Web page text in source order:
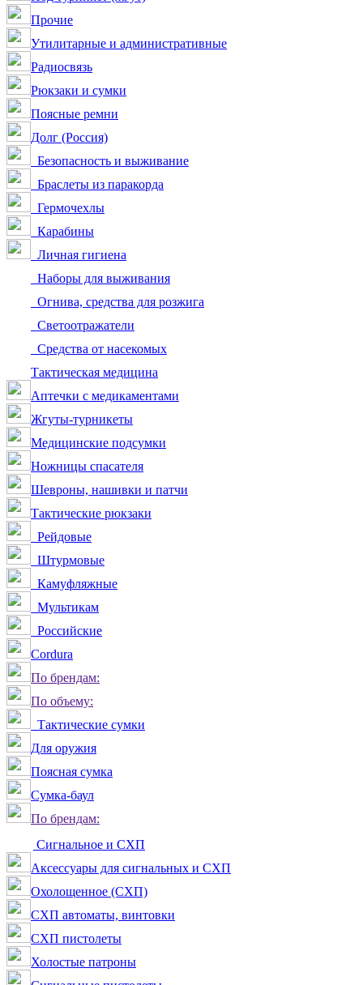
Прочие
Утилитарные и административные
Радиосвязь
Рюкзаки и сумки
Поясные ремни
Долг (Россия)
Безопасность и выживание
Браслеты из паракорда
Гермочехлы
Карабины
Личная гигиена
Наборы для выживания
Огнива, средства для розжига
Светоотражатели
Средства от насекомых
Тактическая медицина
Аптечки с медикаментами
Жгуты-турникеты
Медицинские подсумки
Ножницы спасателя
Шевроны, нашивки и патчи
Тактические рюкзаки
Рейдовые
Штурмовые
Камуфляжные
Мультикам
Российские
Сordura
По брендам:
По объему:
Тактические сумки
Для оружия
Поясная сумка
Сумка-баул
По брендам:
Сигнальное и СХП
Аксессуары для сигнальных и СХП
Охолощенное (СХП)
СХП автоматы, винтовки
СХП пистолеты
Холостые патроны